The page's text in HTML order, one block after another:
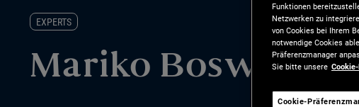
EXPERTS
Mariko Boswell
Funktionen
Netzwerken zu
von Cookies bei Ihrem
notwendige Cookies
Präferenzmanager
Sie bitte unsere
Cookie-